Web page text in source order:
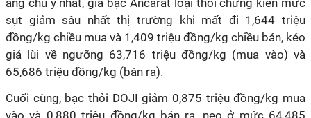
áng chú ý nhất, giá bạc Ancarat loại thỏi chứng kiến mức
sụt giảm sâu nhất thị trường khi mất đi 1,644 triệu
đồng/kg chiều mua và 1,409 triệu đồng/kg chiều bán, kéo
giá lùi về ngưỡng 63,716 triệu đồng/kg (mua vào) và
65,686 triệu đồng/kg (bán ra).
Cuối cùng, bạc thỏi DOJI giảm 0,875 triệu đồng/kg mua
vào và 0,880 triệu đồng/kg bán ra, neo ở mức 64,485